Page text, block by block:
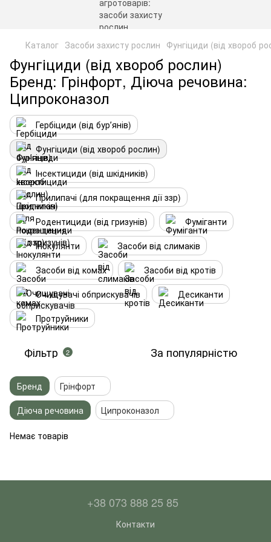
Каталог Засоби захисту рослин Фунгіциди (від хвороб
Фунгіциди (від хвороб рослин)
Бренд: Грінфорт, Діюча речовина:
Ципроконазол
Гербіциди (від бурʼянів)
Фунгіциди (від хвороб рослин)
Інсектициди (від шкідників)
Прилипачі (для покращення дії ззр)
Родентициди (від гризунів)
Фуміганти
Інокулянти
Засоби від слимаків
Засоби від комах
Засоби від кротів
Очищувачі обприскувачів
Десиканти
Протруйники
Фільтр 2 За популярністю
Бренд
Грінфорт
Діюча речовина
Ципроконазол
Немає товарів
+38 073 888 25 85
Контакти